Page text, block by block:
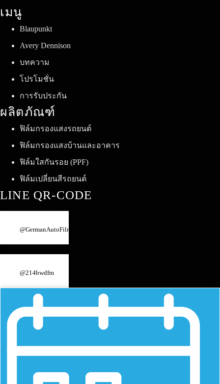
เมนู
Blaupunkt
Avery Dennison
บทความ
โปรโมชั่น
การรับประกัน
ผลิตภัณฑ์
ฟิล์มกรองแสงรถยนต์
ฟิล์มกรองแสงบ้านและอาคาร
ฟิล์มใสกันรอย (PPF)
ฟิล์มเปลี่ยนสีรถยนต์
LINE QR-CODE
@GermanAutoFilm
@214bwdfm